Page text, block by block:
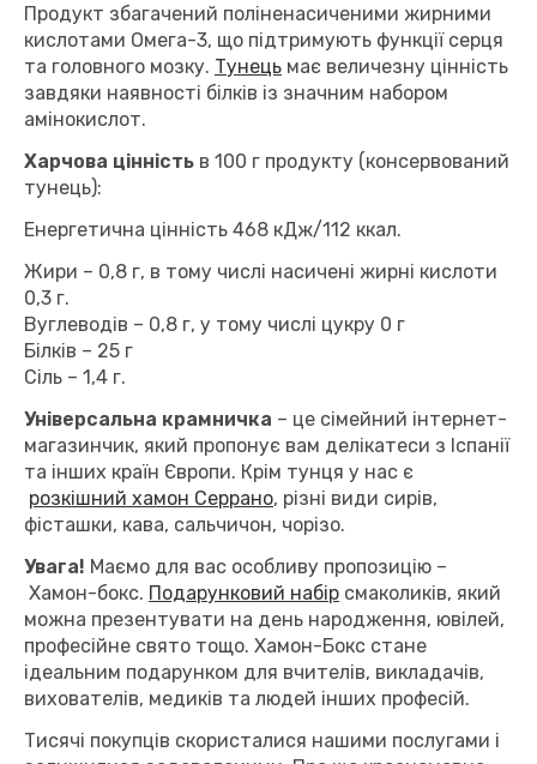
Продукт збагачений поліненасиченими жирними
кислотами Омега-3, що підтримують функції серця
та головного мозку. Тунець має величезну цінність
завдяки наявності білків із значним набором
амінокислот.
Харчова цінність в 100 г продукту (консервований
тунець):
Енергетична цінність 468 кДж/112 ккал.
Жири – 0,8 г, в тому числі насичені жирні кислоти
0,3 г.
Вуглеводів – 0,8 г, у тому числі цукру 0 г
Білків – 25 г
Сіль – 1,4 г.
Універсальна крамничка – це сімейний інтернет-
магазинчик, який пропонує вам делікатеси з Іспанії
та інших країн Європи. Крім тунця у нас є
розкішний хамон Серрано, різні види сирів,
фісташки, кава, сальчичон, чорізо.
Увага! Маємо для вас особливу пропозицію –
Хамон-бокс. Подарунковий набір смаколиків, який
можна презентувати на день народження, ювілей,
професійне свято тощо. Хамон-Бокс стане
ідеальним подарунком для вчителів, викладачів,
вихователів, медиків та людей інших професій.
Тисячі покупців скористалися нашими послугами і